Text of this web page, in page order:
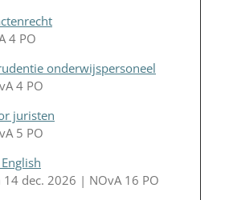
4 PO
onderwijspersoneel
4 PO
juristen
5 PO
dec. 2026 | NOvA 16 PO